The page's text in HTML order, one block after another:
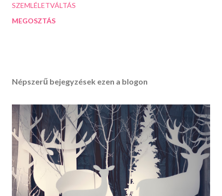
SZEMLÉLETVÁLTÁS
MEGOSZTÁS
Népszerű bejegyzések ezen a blogon